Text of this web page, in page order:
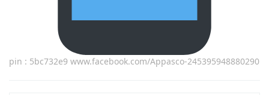
pin : 5bc732e9 www.facebook.com/Appasco-245395948880290